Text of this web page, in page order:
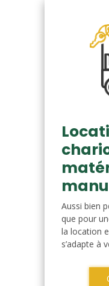
Aussi bien
que pour
la location
s’adapte à